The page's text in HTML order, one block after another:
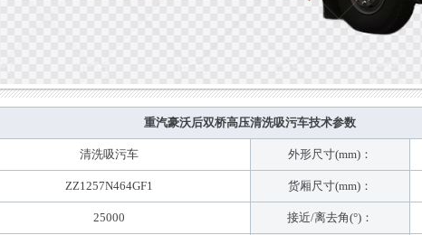
重汽豪沃后双桥高压清洗吸污车技术参数
清洗吸污车 外形尺寸(mm)：
ZZ1257N464GF1 货厢尺寸(mm)：
25000 接近/离去角(°)：